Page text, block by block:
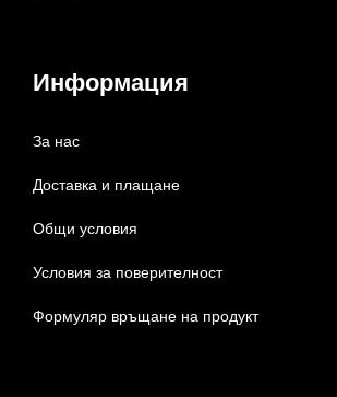
Информация
За нас
Доставка и плащане
Общи условия
Условия за поверителност
Формуляр връщане на продукт